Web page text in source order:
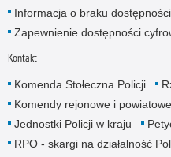
Informacja o braku dostępności
Zapewnienie dostępności
Kontakt
Komenda Stołeczna Policji
Komendy rejonowe i powiatowe
Jednostki Policji w kraju
RPO - skargi na działalność